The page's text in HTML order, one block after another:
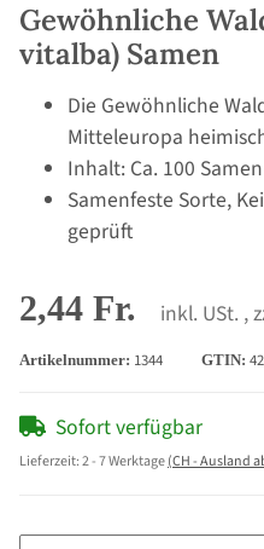
Gewöhnliche
vitalba) Samen
Die Gewöhnliche
Mitteleuropa
Inhalt: Ca. 100 Samen
Samenfeste Sorte,
geprüft
2,44 Fr. inkl. USt. ,
Artikelnummer: 1344 GTIN:
Sofort verfügbar
Lieferzeit:2 - 7 Werktage(CH - Ausland